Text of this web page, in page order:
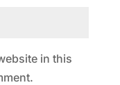
in this